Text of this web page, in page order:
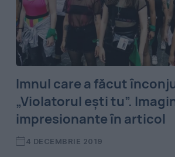
Imnul care a făcut
„Violatorul eşti tu”.
impresionante în articol
4 DECEMBRIE 2019